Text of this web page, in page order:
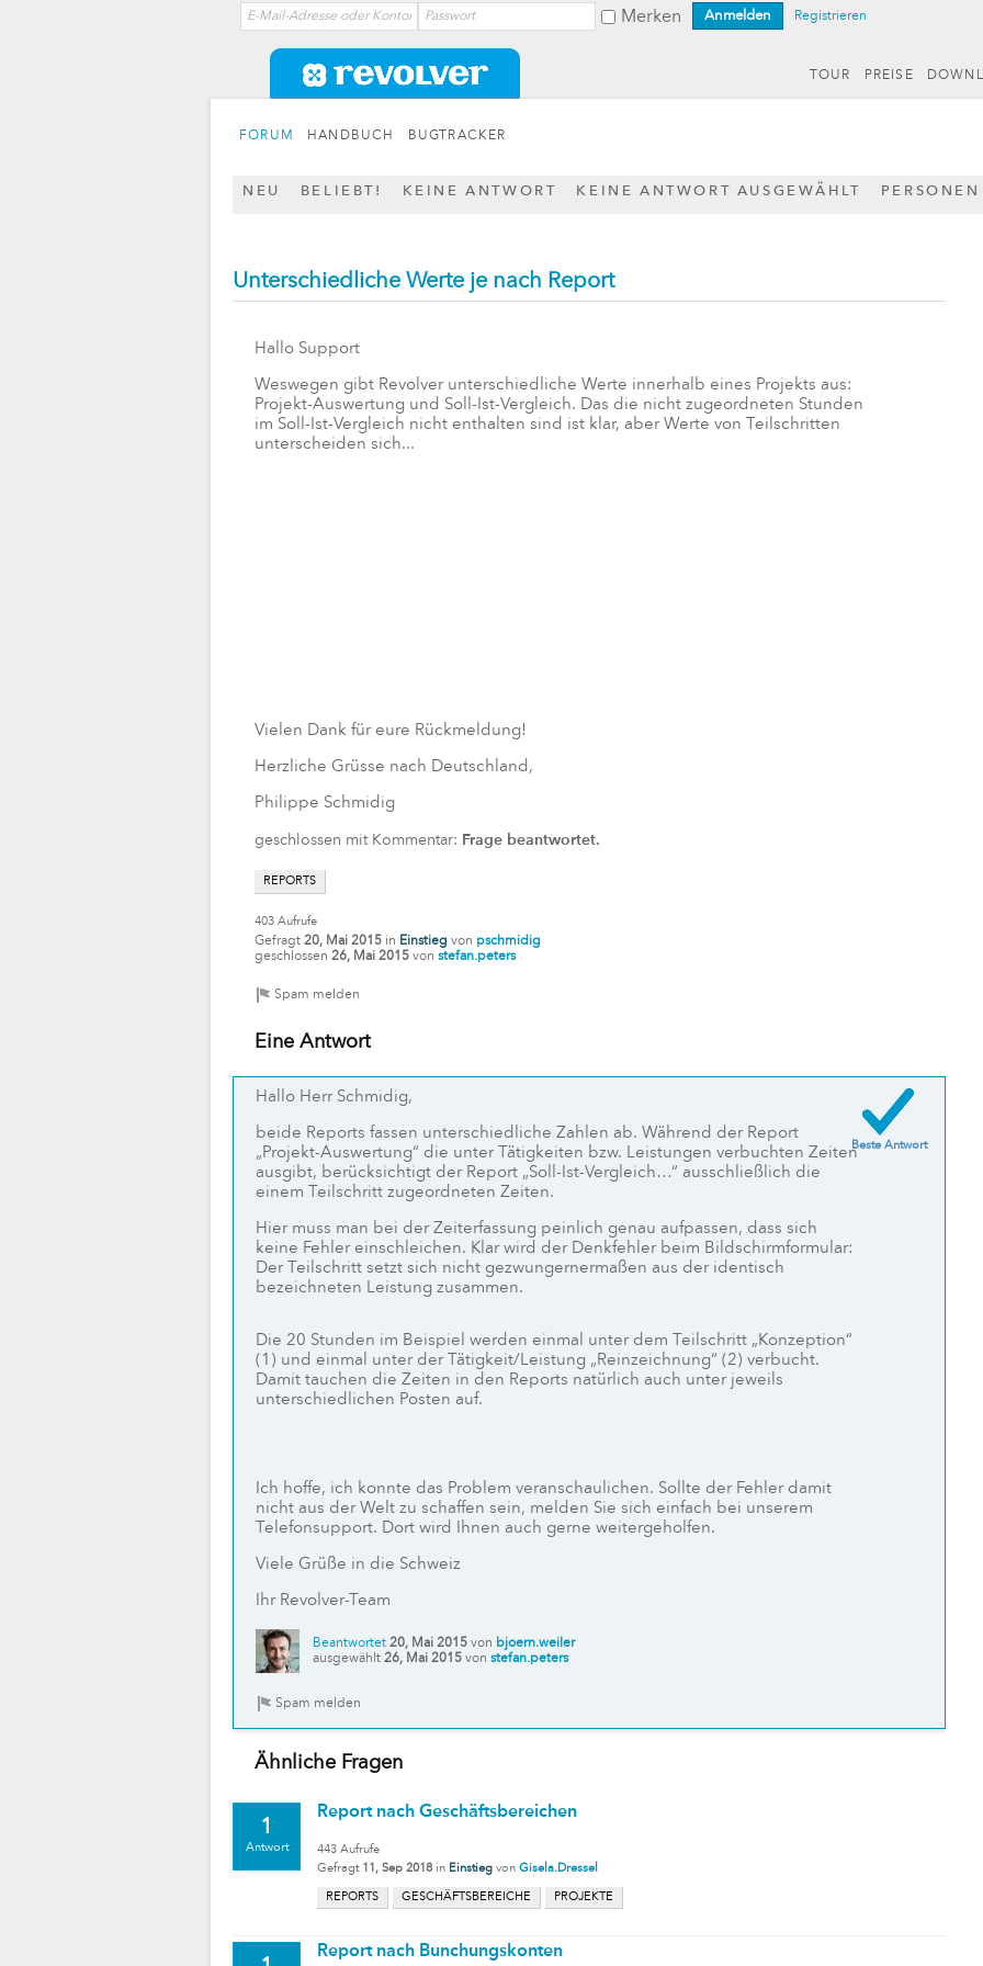
Merken Registrieren
TOUR PREISE
FORUM HANDBUCH BUGTRACKER
NEU BELIEBT! KEINE ANTWORT KEINE ANTWORT AUSGEWÄHLT PERSONEN
Unterschiedliche Werte je nach Report
Hallo Support
Weswegen gibt Revolver unterschiedliche Werte innerhalb eines Projekts aus:
Projekt-Auswertung und Soll-Ist-Vergleich. Das die nicht zugeordneten Stunden
im Soll-Ist-Vergleich nicht enthalten sind ist klar, aber Werte von Teilschritten
unterscheiden sich...
Vielen Dank für eure Rückmeldung!
Herzliche Grüsse nach Deutschland,
Philippe Schmidig
geschlossen mit Kommentar: Frage beantwortet.
REPORTS
403 Aufrufe
Gefragt 20, Mai 2015 in Einstieg von pschmidig
geschlossen 26, Mai 2015 von stefan.peters
Eine Antwort
Beste Antwort
Hallo Herr Schmidig,
beide Reports fassen unterschiedliche Zahlen ab. Während der Report
„Projekt-Auswertung“ die unter Tätigkeiten bzw. Leistungen verbuchten Zeiten
ausgibt, berücksichtigt der Report „Soll-Ist-Vergleich…“ ausschließlich die
einem Teilschritt zugeordneten Zeiten.
Hier muss man bei der Zeiterfassung peinlich genau aufpassen, dass sich
keine Fehler einschleichen. Klar wird der Denkfehler beim Bildschirmformular:
Der Teilschritt setzt sich nicht gezwungernermaßen aus der identisch
bezeichneten Leistung zusammen.
Die 20 Stunden im Beispiel werden einmal unter dem Teilschritt „Konzeption“
(1) und einmal unter der Tätigkeit/Leistung „Reinzeichnung“ (2) verbucht.
Damit tauchen die Zeiten in den Reports natürlich auch unter jeweils
unterschiedlichen Posten auf.
Ich hoffe, ich konnte das Problem veranschaulichen. Sollte der Fehler damit
nicht aus der Welt zu schaffen sein, melden Sie sich einfach bei unserem
Telefonsupport. Dort wird Ihnen auch gerne weitergeholfen.
Viele Grüße in die Schweiz
Ihr Revolver-Team
Beantwortet 20, Mai 2015 von bjoern.weiler
ausgewählt 26, Mai 2015 von stefan.peters
Ähnliche Fragen
1
Antwort
Report nach Geschäftsbereichen
443 Aufrufe
Gefragt 11, Sep 2018 in Einstieg von Gisela.Dressel
REPORTS GESCHÄFTSBEREICHE PROJEKTE
Report nach Bunchungskonten